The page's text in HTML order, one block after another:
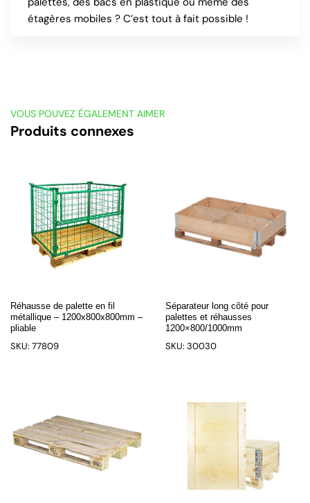
étagères mobiles ? C’est tout à fait possible !
VOUS POUVEZ ÉGALEMENT AIMER
Produits connexes
Réhausse de palette en fil
métallique – 1200x800x800mm –
pliable
SKU: 77809
Séparateur long côté pour
palettes et réhausses
1200×800/1000mm
SKU: 30030